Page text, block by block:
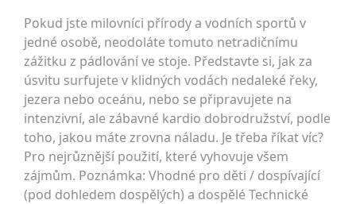
Pokud jste milovníci přírody a vodních sportů v
jedné osobě, neodoláte tomuto netradičnímu
zážitku z pádlování ve stoje. Představte si, jak za
úsvitu surfujete v klidných vodách nedaleké řeky,
jezera nebo oceánu, nebo se připravujete na
intenzivní, ale zábavné kardio dobrodružství, podle
toho, jakou máte zrovna náladu. Je třeba říkat víc?
Pro nejrůznější použití, které vyhovuje všem
zájmům. Poznámka: Vhodné pro děti / dospívající
(pod dohledem dospělých) a dospělé Technické